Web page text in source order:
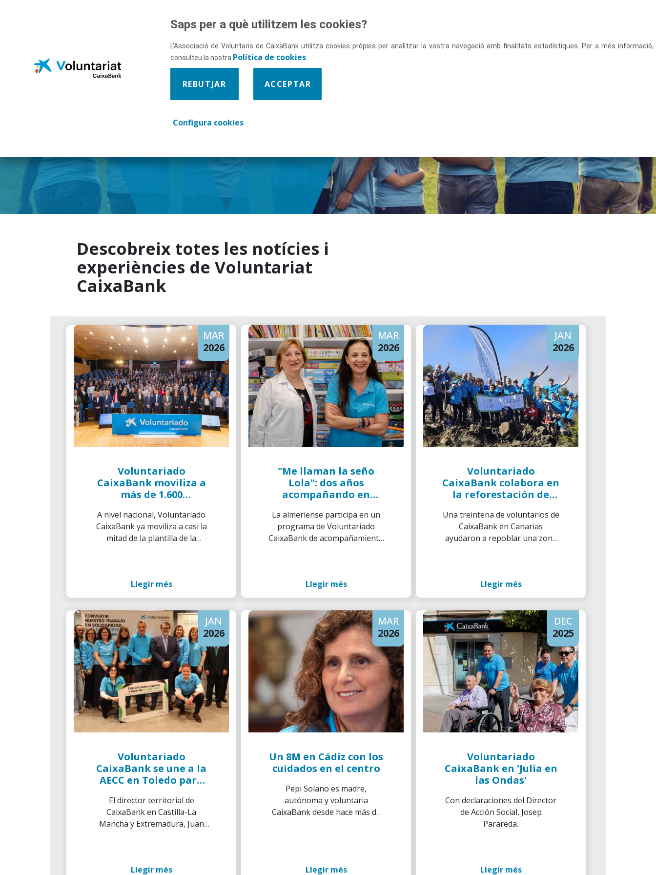
Descobreix-nos
Descobreix totes les notícies i
experiències de Voluntariat
CaixaBank
MAR
2026
Voluntariado
CaixaBank moviliza a
más de 1.600
Comunidad Valenciana
A nivel nacional, Voluntariado
CaixaBank ya moviliza a casi la
mitad de la plantilla de la
Llegir més
MAR
2026
"Me llaman la seño
Lola": dos años
acompañando en
ingresados en
Torrecárdenas
La almeriense participa en un
programa de Voluntariado
CaixaBank de acompañamiento
Llegir més
JAN
2026
Voluntariado
CaixaBank colabora en
la reforestación de
incendios
Una treintena de voluntarios de
CaixaBank en Canarias
ayudaron a repoblar una zona
ambiental del área
Llegir més
JAN
2026
Voluntariado
CaixaBank se une a la
AECC en Toledo para
cáncer
El director territorial de
CaixaBank en Castilla-La
Mancha y Extremadura, Juan
concienciar y, por tanto,
Llegir més
MAR
2026
Un 8M en Cádiz con los
cuidados en el centro
Pepi Solano es madre,
autónoma y voluntaria
CaixaBank desde hace más de
Llegir més
DEC
2025
Voluntariado
CaixaBank en 'Julia en
las Ondas'
Con declaraciones del Director
de Acción Social, Josep
Parareda.
Llegir més
Saps per a què utilitzem les cookies?
L'Associació de Voluntaris de CaixaBank utilitza cookies pròpies per analitzar la vostra navegació amb finalitats estadístiques. Per a més informació,
consulteu la nostra Política de cookies.
REBUTJAR ACCEPTAR
Configura cookies